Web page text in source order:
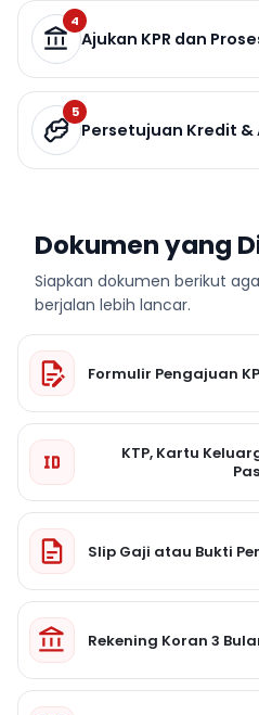
4
Ajukan KPR dan
5
Persetujuan Kredit &
Dokumen yang
Siapkan dokumen berikut
berjalan lebih lancar.
Formulir Pengajuan
KTP, Kartu
Slip Gaji atau Bukti
Rekening Koran 3